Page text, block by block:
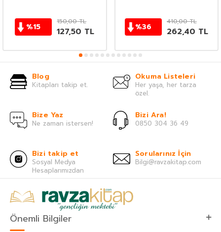
%15
150,00TL
127,50 TL %36
410,00TL
262,40 TL
Blog
Kitapları takip et.
Okuma Listeleri
Her yaşa, her tarza
özel.
Bize Yaz
Ne zaman istersen!
Bizi Ara!
0850 304 36 49
Bizi takip et
Sosyal Medya
Hesaplarımızdan
Sorularınız İçin
Bilgi@ravzakitap.com
Önemli Bilgiler